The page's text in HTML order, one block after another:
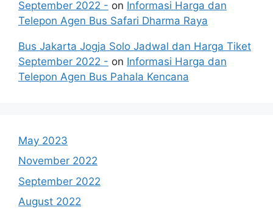
September 2022 - on Informasi Harga dan
Telepon Agen Bus Safari Dharma Raya
Bus Jakarta Jogja Solo Jadwal dan Harga Tiket
September 2022 - on Informasi Harga dan
Telepon Agen Bus Pahala Kencana
May 2023
November 2022
September 2022
August 2022